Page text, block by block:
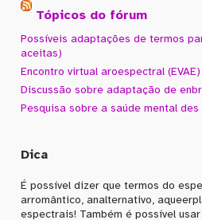
Tópicos do fórum
Possíveis adaptações de termos
aceitas)
Encontro virtual aroespectral (EVAE)
Discussão sobre adaptação de
Pesquisa sobre a saúde mental
Dica
É possível dizer que termos do
arromântico, analternativo,
espectrais! Também é possível